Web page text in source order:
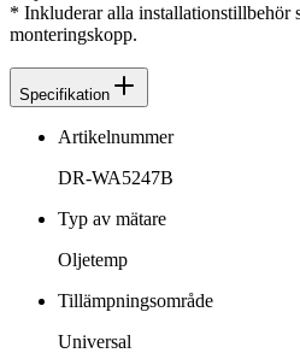
* Inkluderar alla installationstillbehör
monteringskopp.
Specifikation
Artikelnummer
DR-WA5247B
Typ av mätare
Oljetemp
Tillämpningsområde
Universal